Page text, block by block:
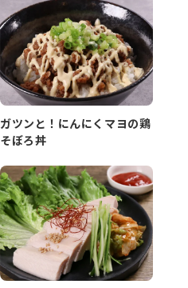
ガツンと！にんにくマヨの鶏
そぼろ丼